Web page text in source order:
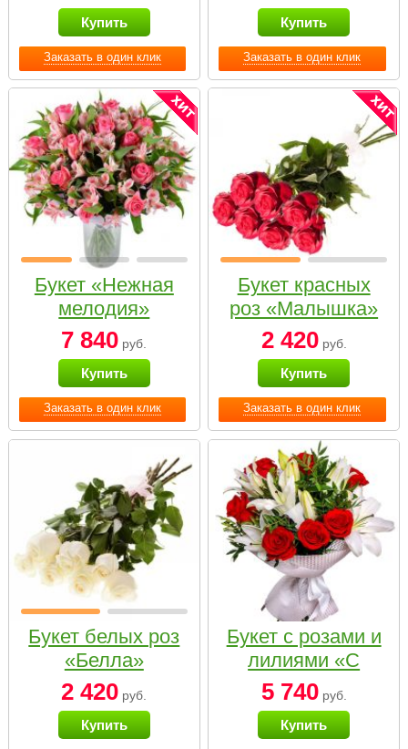
Заказать в один клик
Купить
Заказать в один клик
Купить
Заказать в один клик
Букет «Нежная
мелодия»
7 840 руб.
Купить
Заказать в один клик
Букет красных
роз «Малышка»
2 420руб.
Купить
Букет белых роз
«Белла»
2 420 руб.
Купить
Букет с розами и
лилиями «С
наилучшими
пожеланиями»
5 740руб.
Купить